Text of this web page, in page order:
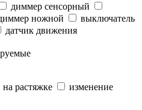
диммер сенсорный
ножной
выключатель
датчик движения
на растяжке
изменение